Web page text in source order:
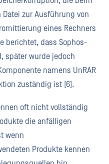
zur Ausführung von
eines Rechners
berichtet, dass Sophos-
später wurde jedoch
namens UnRAR
zuständig ist [6].
oft nicht vollständig
die anfälligen
wenn
Produkte kennen